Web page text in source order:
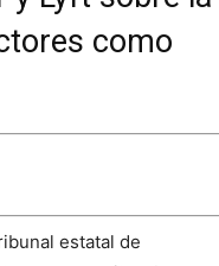
como
estatal de